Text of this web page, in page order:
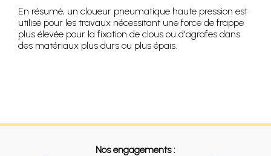
En résumé, un cloueur pneumatique haute pression est
utilisé pour les travaux nécessitant une force de frappe
plus élevée pour la fixation de clous ou d'agrafes dans
des matériaux plus durs ou plus épais.
Nos engagements :